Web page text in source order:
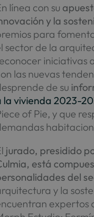
línea con su
y la
para
sector de la
iniciativas
las nuevas
de su
la vivienda 2023-
of Pie, y que
jurado, presidido
está
del
y la
expertos